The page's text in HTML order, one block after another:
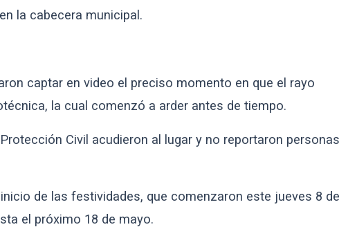
la cabecera municipal.
captar en video el preciso momento en que el rayo
la cual comenzó a arder antes de tiempo.
Civil acudieron al lugar y no reportaron personas
de las festividades, que comenzaron este jueves 8 de
el próximo 18 de mayo.